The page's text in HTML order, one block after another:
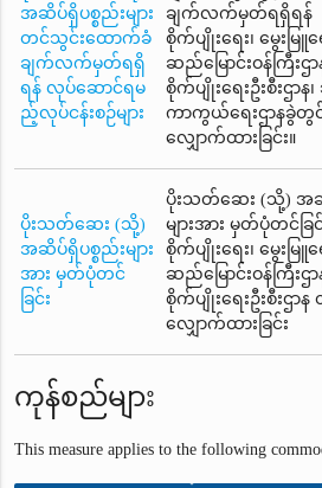
အဆိပ်ရှိပစ္စည်းများ
တင်သွင်းထောက်ခံ
ချက်လက်မှတ်ရရှိ
ရန် လုပ်ဆောင်ရမ
ည့်လုပ်ငန်းစဉ်များ
ချက်လက်မှတ်ရရှိရန်
စိုက်ပျိုးရေး၊ မွေးမြူရ
ဆည်မြောင်းဝန်ကြီးဌ
စိုက်ပျိုးရေးဦးစီးဌာန
ကာကွယ်ရေးဌာနခွဲတွ
လျှောက်ထားခြင်း။
ပိုးသတ်ဆေး (သို့)
အဆိပ်ရှိပစ္စည်းများ
အား မှတ်ပုံတင်
ခြင်း
ပိုးသတ်ဆေး (သို့) အဆိ
များအား မှတ်ပုံတင်ခြ
စိုက်ပျိုးရေး၊ မွေးမြူရ
ဆည်မြောင်းဝန်ကြီးဌာ
စိုက်ပျိုးရေးဦးစီးဌာန
လျှောက်ထားခြင်း
ကုန်စည်များ
This measure applies to the following